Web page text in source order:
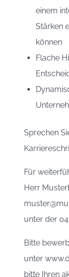
einem
Stärken
können
Flache
Sprechen
Für
Herr
unter der
Bitte
unter
bitte Ihren